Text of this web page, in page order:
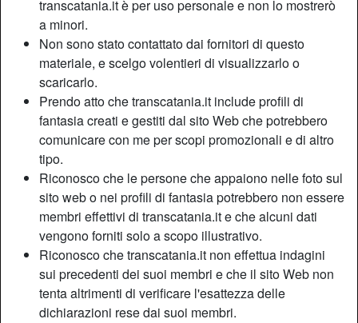
transcatania.it è per uso personale e non lo mostrerò
a minori.
Non sono stato contattato dai fornitori di questo
materiale, e scelgo volentieri di visualizzarlo o
scaricarlo.
Prendo atto che transcatania.it include profili di
fantasia creati e gestiti dal sito Web che potrebbero
comunicare con me per scopi promozionali e di altro
tipo.
Riconosco che le persone che appaiono nelle foto sul
sito web o nei profili di fantasia potrebbero non essere
membri effettivi di transcatania.it e che alcuni dati
vengono forniti solo a scopo illustrativo.
Riconosco che transcatania.it non effettua indagini
sui precedenti dei suoi membri e che il sito Web non
tenta altrimenti di verificare l'esattezza delle
dichiarazioni rese dai suoi membri.
Nickname:
Età:
33
Paese:
Italia
Provincia:
Siracusa
Sesso:
Shemale
Sessualità:
Bisessuale
Relazione:
Single
Colore dei capelli:
Castana